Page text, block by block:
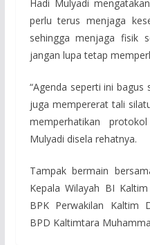
Hadi Mulyadi
perlu terus menjaga
sehingga menjaga fisik
jangan lupa tetap
“Agenda seperti ini bagus
juga mempererat tali
memperhatikan
Mulyadi disela rehatnya.
Tampak bermain
Kepala Wilayah BI
BPK Perwakilan Kaltim
BPD Kaltimtara